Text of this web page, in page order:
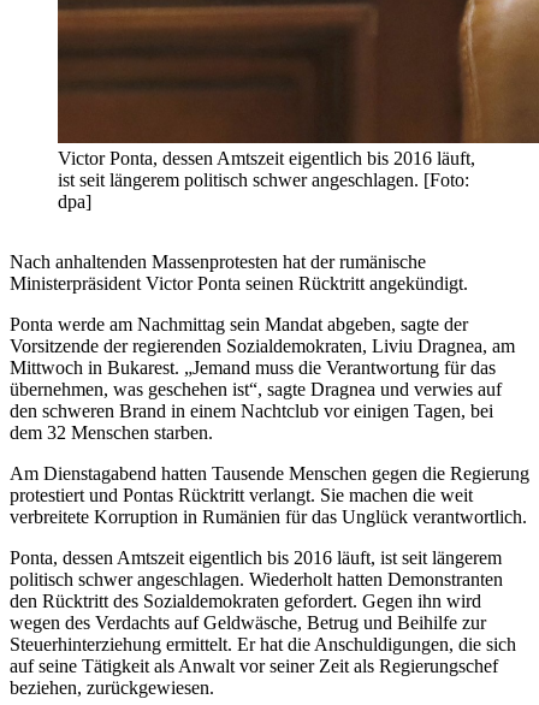
Victor Ponta, dessen Amtszeit eigentlich bis 2016 läuft,
ist seit längerem politisch schwer angeschlagen. [Foto:
dpa]
Nach anhaltenden Massenprotesten hat der rumänische
Ministerpräsident Victor Ponta seinen Rücktritt angekündigt.
Ponta werde am Nachmittag sein Mandat abgeben, sagte der
Vorsitzende der regierenden Sozialdemokraten, Liviu Dragnea, am
Mittwoch in Bukarest. „Jemand muss die Verantwortung für das
übernehmen, was geschehen ist“, sagte Dragnea und verwies auf
den schweren Brand in einem Nachtclub vor einigen Tagen, bei
dem 32 Menschen starben.
Am Dienstagabend hatten Tausende Menschen gegen die Regierung
protestiert und Pontas Rücktritt verlangt. Sie machen die weit
verbreitete Korruption in Rumänien für das Unglück verantwortlich.
Ponta, dessen Amtszeit eigentlich bis 2016 läuft, ist seit längerem
politisch schwer angeschlagen. Wiederholt hatten Demonstranten
den Rücktritt des Sozialdemokraten gefordert. Gegen ihn wird
wegen des Verdachts auf Geldwäsche, Betrug und Beihilfe zur
Steuerhinterziehung ermittelt. Er hat die Anschuldigungen, die sich
auf seine Tätigkeit als Anwalt vor seiner Zeit als Regierungschef
beziehen, zurückgewiesen.